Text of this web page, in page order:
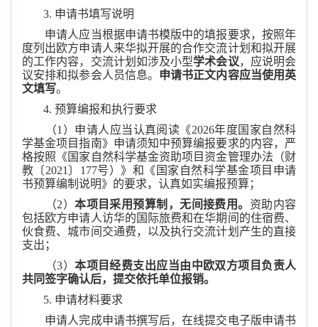
3. 申请书填写说明
申请人应当根据申请书模版中的填报要求，按照年
度列出欧方申请人来华拟开展的合作交流计划和拟开展
的工作内容，交流计划如涉及小型学术会议，应说明会
议安排和拟参会人员信息。 申请书正文内容应当使用英
文填写。
4. 预算编报和执行要求
（1）申请人应当认真阅读《2026年度国家自然科
学基金项目指南》申请须知中预算编报要求的内容，严
格按照《国家自然科学基金资助项目资金管理办法（财
教〔2021〕177号）》和《国家自然科学基金项目申请
书预算编制说明》的要求，认真如实编报预算；
（2）本项目采用预算制，无间接费用。 资助内容
包括欧方申请人访华的国际旅费和在华期间的住宿费、
伙食费、城市间交通费，以及执行交流计划产生的直接
支出；
（3）本项目经费支出应当由中欧双方项目负责人
共同签字确认后，提交依托单位报销。
5. 申请材料要求
申请人完成申请书撰写后，在线提交电子版申请书